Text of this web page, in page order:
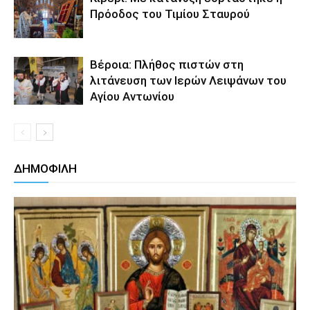
Πρόοδος του Τιμίου Σταυρού
Βέροια: Πλήθος πιστών στη
λιτάνευση των Ιερών Λειψάνων του
Αγίου Αντωνίου
ΔΗΜΟΦΙΛΗ